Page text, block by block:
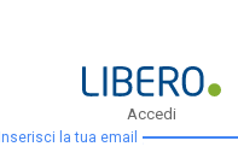
Accedi
Inserisci la tua email